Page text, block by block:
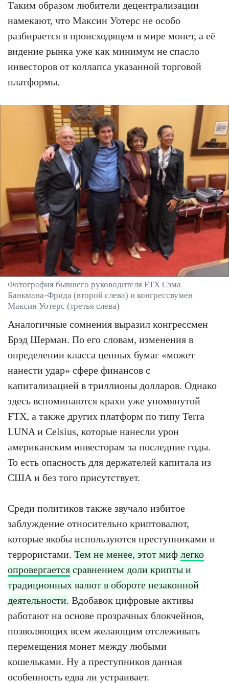
Таким образом любители децентрализации
намекают, что Максин Уотерс не особо
разбирается в происходящем в мире монет, а её
видение рынка уже как минимум не спасло
инвесторов от коллапса указанной торговой
платформы.
Фотография бывшего руководителя FTX Сэма
Банкмана-Фрида (второй слева) и конгрессвумен
Максин Уотерс (третья слева)
Аналогичные сомнения выразил конгрессмен
Брэд Шерман. По его словам, изменения в
определении класса ценных бумаг «может
нанести удар» сфере финансов с
капитализацией в триллионы долларов. Однако
здесь вспоминаются крахи уже упомянутой
FTX, а также других платформ по типу Terra
LUNA и Celsius, которые нанесли урон
американским инвесторам за последние годы.
То есть опасность для держателей капитала из
США и без того присутствует.
Среди политиков также звучало избитое
заблуждение относительно криптовалют,
которые якобы используются преступниками и
террористами. Тем не менее, этот миф легко
опровергается сравнением доли крипты и
традиционных валют в обороте незаконной
деятельности. Вдобавок цифровые активы
работают на основе прозрачных блокчейнов,
позволяющих всем желающим отслеживать
перемещения монет между любыми
кошельками. Ну а преступников данная
особенность едва ли устраивает.